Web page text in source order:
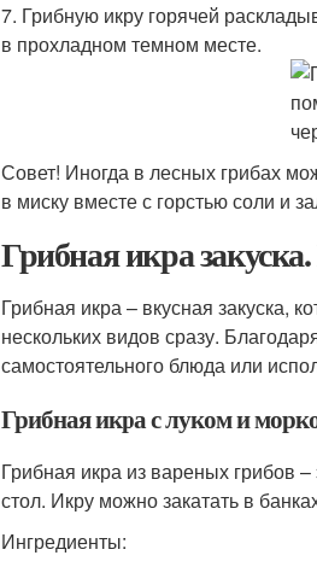
7. Грибную икру горячей
в прохладном темном месте.
Совет! Иногда в лесных грибах
в миску вместе с горстью соли и
Грибная икра
Грибная икра – вкусная закуска,
нескольких видов сразу.
самостоятельного блюда или
Грибная икра с луком и
Грибная икра из вареных грибов
стол. Икру можно закатать в
Ингредиенты: